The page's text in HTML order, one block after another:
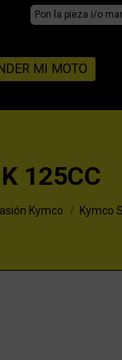
Search:
MI MOTO
125CC
Kymco Kymco